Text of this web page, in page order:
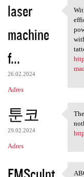
laser
machine
f...
26.02.2024
Adres
툰코
29.02.2024
Adres